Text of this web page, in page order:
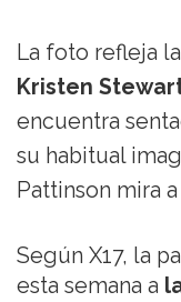
La foto refleja
Kristen
encuentra
su habitual
Pattinson mira
Según X17, la
esta semana a